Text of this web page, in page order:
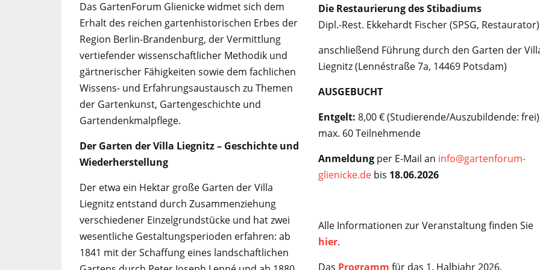
Das GartenForum Glienicke widmet sich dem
Erhalt des reichen gartenhistorischen Erbes der
Region Berlin-Brandenburg, der Vermittlung
vertiefender wissenschaftlicher Methodik und
gärtnerischer Fähigkeiten sowie dem fachlichen
Wissens- und Erfahrungsaustausch zu Themen
der Gartenkunst, Gartengeschichte und
Gartendenkmalpflege.
Der Garten der Villa Liegnitz – Geschichte und
Wiederherstellung
Der etwa ein Hektar große Garten der Villa
Liegnitz entstand durch Zusammenziehung
verschiedener Einzelgrundstücke und hat zwei
wesentliche Gestaltungsperioden erfahren: ab
1841 mit der Schaffung eines landschaftlichen
Die Restaurierung des Stibadiums
Dipl.-Rest. Ekkehardt Fischer (SPSG, Restaurator)
anschließend Führung durch den Garten der
Liegnitz (Lennéstraße 7a, 14469 Potsdam)
AUSGEBUCHT
Entgelt: 8,00 € (Studierende/Auszubildende:
max. 60 Teilnehmende
Anmeldungper E-Mail an info@gartenforum-
glienicke.debis 18.06.2026
Alle Informationen zur Veranstaltung finden Sie
hier.
Das Programm für das 1. Halbjahr 2026.